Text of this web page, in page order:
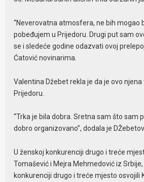
“Neverovatna atmosfera, ne bih mogao
pobeđujem u Prijedoru. Drugi put sam
se i sledeće godine odazvati ovoj
Ćatović novinarima.
Valentina Džebet rekla je da je ovo
Prijedoru.
“Trka je bila dobra. Sretna sam što sam
dobro organizovano”, dodala je
U ženskoj konkurenciji drugo i treće
Tomašević i Mejra Mehmedović iz
konkurenciji drugo i treće mjesto osvojili